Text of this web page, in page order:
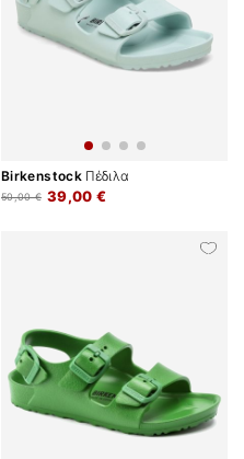
BirkenstockΠέδιλα
39,00 €
50,00 €